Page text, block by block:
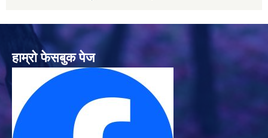
हाम्रो फेसबुक पेज